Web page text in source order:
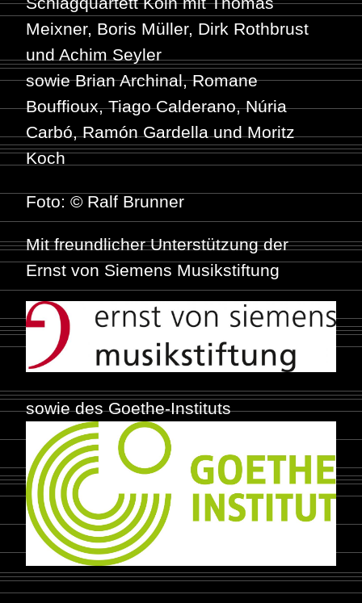
Meixner, Boris Müller, Dirk Rothbrust
und Achim Seyler
sowie Brian Archinal, Romane
Bouffioux, Tiago Calderano, Núria
Carbó, Ramón Gardella und Moritz
Koch
Foto: © Ralf Brunner
Mit freundlicher Unterstützung der
Ernst von Siemens Musikstiftung
sowie des Goethe-Instituts